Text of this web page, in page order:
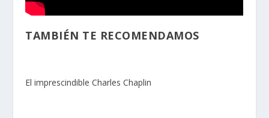
TAMBIÉN TE RECOMENDAMOS
El imprescindible Charles Chaplin